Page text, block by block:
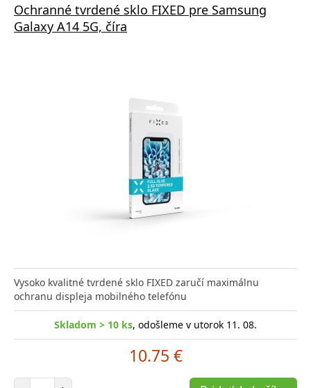
Ochranné tvrdené sklo FIXED pre Samsung
Galaxy A14 5G, číra
Vysoko kvalitné tvrdené sklo FIXED zaručí maximálnu
ochranu displeja mobilného telefónu
Skladom > 10 ks, odošleme v utorok 11. 08.
10.75 €
Počet položiek